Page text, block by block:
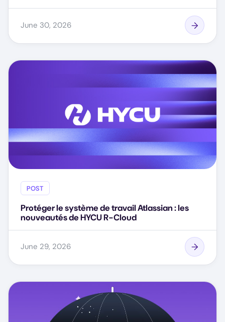
June 30, 2026
POST
Protéger le système de travail Atlassian : les
nouveautés de HYCU R-Cloud
June 29, 2026